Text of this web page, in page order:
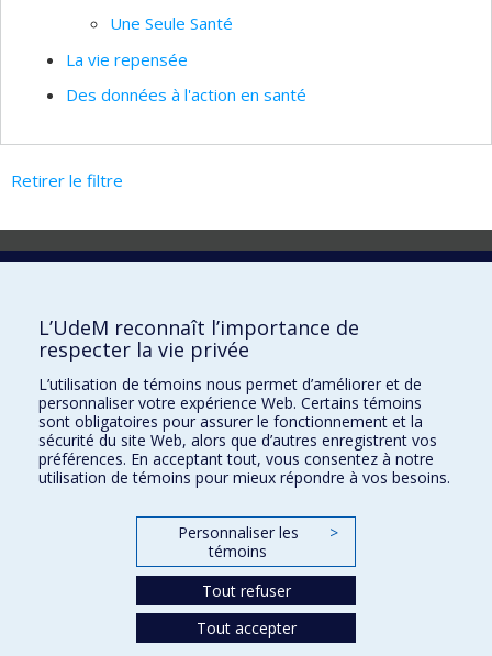
Une Seule Santé
La vie repensée
Des données à l'action en santé
Retirer le filtre
Laboratoire d'innovation
Vice-rectorat aux affaires étudiantes et aux études
Inven_T
Consortium Santé Numérique
Place aux Premiers Peuples
L’UdeM reconnaît l’importance de
respecter la vie privée
L’utilisation de témoins nous permet d’améliorer et de
personnaliser votre expérience Web. Certains témoins
sont obligatoires pour assurer le fonctionnement et la
sécurité du site Web, alors que d’autres enregistrent vos
préférences. En acceptant tout, vous consentez à notre
utilisation de témoins pour mieux répondre à vos besoins.
Personnaliser les
témoins
>
Tout refuser
Tout accepter